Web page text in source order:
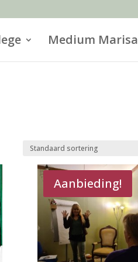
Medium Marisa
Aanbieding!